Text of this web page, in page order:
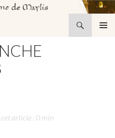
article : 0 min